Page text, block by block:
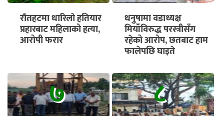
रौतहटमा धारिलो हतियार
प्रहारबाट महिलाको हत्या,
आरोपी फरार
धनुषामा वडाध्यक्ष
मियाँविरुद्ध परस्त्रीसँग
रहेको आरोप, छतबाट हाम
फालेपछि घाइते
७ ८